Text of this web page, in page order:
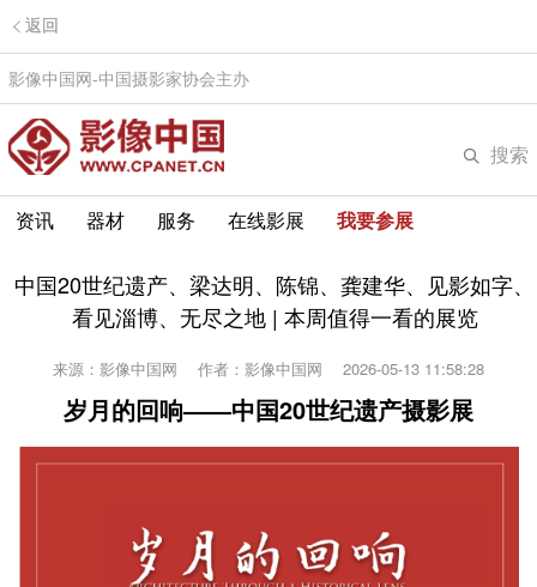
返回
影像中国网-中国摄影家协会主办
搜索
资讯 器材 服务 在线影展 我要参展
中国20世纪遗产、梁达明、陈锦、龚建华、见影如字、
看见淄博、无尽之地 | 本周值得一看的展览
来源：影像中国网 作者：影像中国网 2026-05-13 11:58:28
岁月的回响——中国20世纪遗产摄影展